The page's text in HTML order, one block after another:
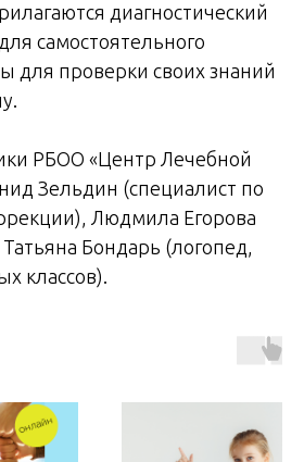
диагностический
самостоятельного
для проверки своих знаний
РБОО «Центр Лечебной
Зельдин (специалист по
Людмила Егорова
Бондарь (логопед,
классов).